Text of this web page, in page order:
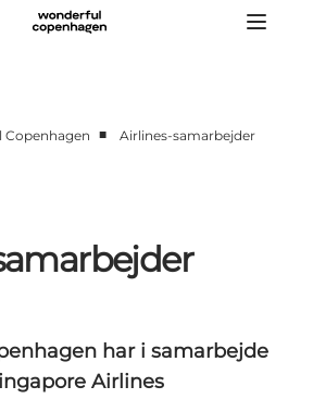
Copenhagen
Copenhagen ■ Airlines-samarbejder
har i samarbejde
Airlines